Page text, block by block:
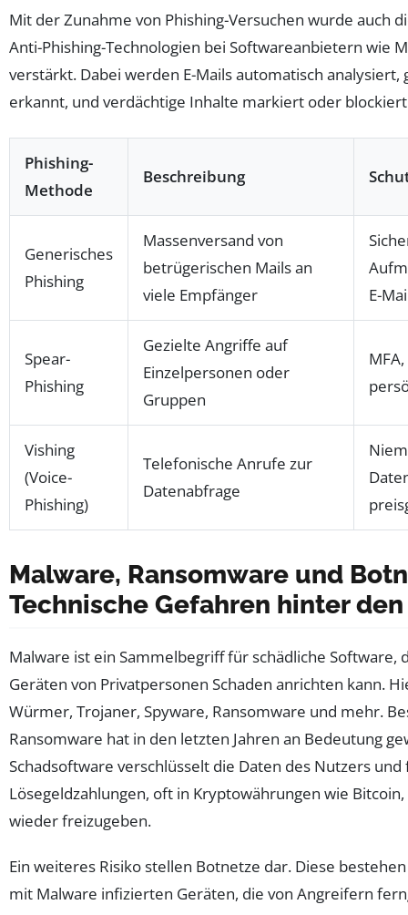
Mit der Zunahme von Phishing-Versuchen wurde auch
Anti-Phishing-Technologien bei Softwareanbietern wie
verstärkt. Dabei werden E-Mails automatisch
erkannt, und verdächtige Inhalte markiert oder
Phishing-
Methode
Beschreibung
Generisches
Phishing
Massenversand von
betrügerischen Mails an
viele Empfänger
E-
Spear-
Phishing
Gezielte Angriffe auf
Einzelpersonen oder
Gruppen
Vishing
(Voice-
Phishing)
Telefonische Anrufe zur
Datenabfrage
Malware, Ransomware und
Technische Gefahren hinter
Malware ist ein Sammelbegriff für schädliche Software,
Geräten von Privatpersonen Schaden anrichten kann.
Würmer, Trojaner, Spyware, Ransomware und mehr.
Ransomware hat in den letzten Jahren an Bedeutung
Schadsoftware verschlüsselt die Daten des Nutzers
Lösegeldzahlungen, oft in Kryptowährungen wie
wieder freizugeben.
Ein weiteres Risiko stellen Botnetze dar. Diese
mit Malware infizierten Geräten, die von Angreifern